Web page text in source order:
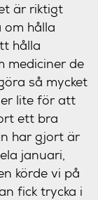
är riktigt
om hålla
hålla
mediciner de
så mycket
lite för att
ett bra
har gjort är
januari,
körde vi på
fick trycka i